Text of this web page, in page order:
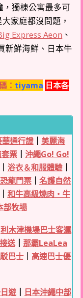
，獨棟公寓最多可
家庭都沒問題，
Express Aeon 、
新鮮海鮮、日本牛
： tiyama 日本各
通行證
美麗海
票
沖繩Go! Go!
浴衣＆和服體驗
龍門票
名護自然
和牛高級燒肉・牛
部牧場
利木津機場巴士客運
送｜ 那霸LeaLea
巴士
高速巴士優
遊｜ 日本沖繩中部